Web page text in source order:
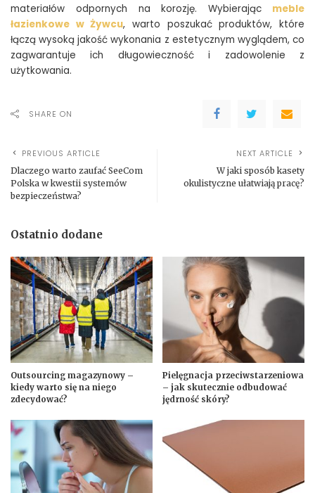
materiałów odpornych na korozję. Wybierając
meble
łazienkowe w Żywcu, warto poszukać produktów, które
łączą wysoką jakość wykonania z estetycznym wyglądem, co
zagwarantuje ich długowieczność i zadowolenie z
użytkowania.
SHARE ON
PREVIOUS ARTICLE
Dlaczego warto zaufać SeeCom
Polska w kwestii systemów
bezpieczeństwa?
NEXT ARTICLE
W jaki sposób kasety
okulistyczne ułatwiają pracę?
Ostatnio dodane
Outsourcing magazynowy –
kiedy warto się na niego
zdecydować?
Pielęgnacja przeciwstarzeniowa
– jak skutecznie odbudować
jędrność skóry?